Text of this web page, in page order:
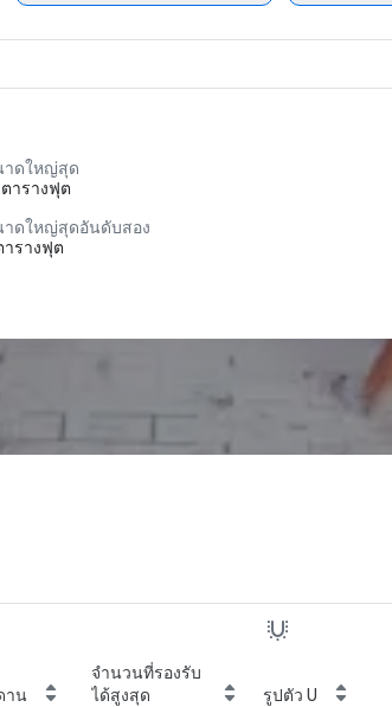
าดใหญ่สุด
ารางฟุต
าดใหญ่สุดอันดับสอง
ารางฟุต
าน
จำนวนที่รองรับ
ได้สูงสุด
รูปตัว U